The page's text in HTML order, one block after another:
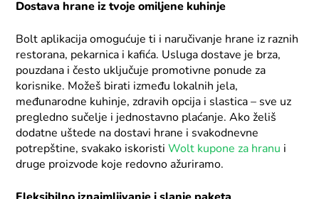
Dostava hrane iz tvoje omiljene kuhinje
Bolt aplikacija omogućuje ti i naručivanje hrane iz raznih
restorana, pekarnica i kafića. Usluga dostave je brza,
pouzdana i često uključuje promotivne ponude za
korisnike. Možeš birati između lokalnih jela,
međunarodne kuhinje, zdravih opcija i slastica – sve uz
pregledno sučelje i jednostavno plaćanje. Ako želiš
dodatne uštede na dostavi hrane i svakodnevne
potrepštine, svakako iskoristi Wolt kupone za hranu i
druge proizvode koje redovno ažuriramo.